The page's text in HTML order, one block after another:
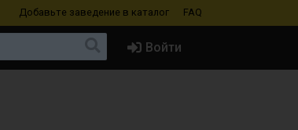
Добавьте заведение в каталог FAQ
Войти